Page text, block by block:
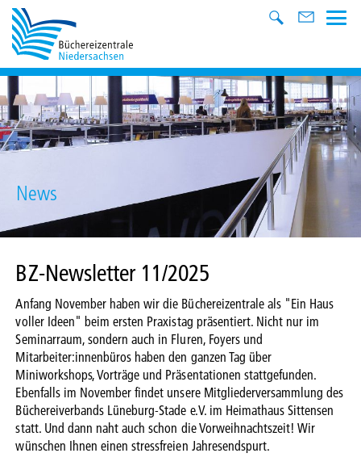
News
BZ-Newsletter 11/2025
Anfang November haben wir die Büchereizentrale als "Ein Haus
voller Ideen" beim ersten Praxistag präsentiert. Nicht nur im
Seminarraum, sondern auch in Fluren, Foyers und
Mitarbeiter:innenbüros haben den ganzen Tag über
Miniworkshops, Vorträge und Präsentationen stattgefunden.
Ebenfalls im November findet unsere Mitgliederversammlung des
Büchereiverbands Lüneburg-Stade e.V. im Heimathaus Sittensen
statt. Und dann naht auch schon die Vorweihnachtszeit! Wir
wünschen Ihnen einen stressfreien Jahresendspurt.